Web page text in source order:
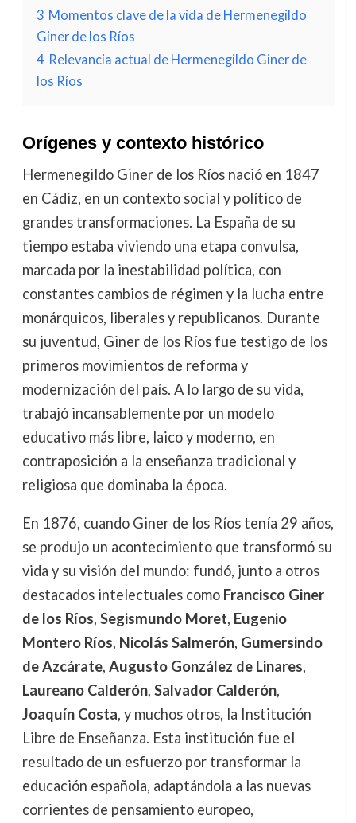
3 Momentos clave de la vida de Hermenegildo
Giner de los Ríos
4 Relevancia actual de Hermenegildo Giner de
los Ríos
Orígenes y contexto histórico
Hermenegildo Giner de los Ríos nació en 1847
en Cádiz, en un contexto social y político de
grandes transformaciones. La España de su
tiempo estaba viviendo una etapa convulsa,
marcada por la inestabilidad política, con
constantes cambios de régimen y la lucha entre
monárquicos, liberales y republicanos. Durante
su juventud, Giner de los Ríos fue testigo de los
primeros movimientos de reforma y
modernización del país. A lo largo de su vida,
trabajó incansablemente por un modelo
educativo más libre, laico y moderno, en
contraposición a la enseñanza tradicional y
religiosa que dominaba la época.
En 1876, cuando Giner de los Ríos tenía 29 años,
se produjo un acontecimiento que transformó su
vida y su visión del mundo: fundó, junto a otros
destacados intelectuales como Francisco Giner
de los Ríos, Segismundo Moret, Eugenio
Montero Ríos, Nicolás Salmerón, Gumersindo
de Azcárate, Augusto González de Linares,
Laureano Calderón, Salvador Calderón,
Joaquín Costa, y muchos otros, la Institución
Libre de Enseñanza. Esta institución fue el
resultado de un esfuerzo por transformar la
educación española, adaptándola a las nuevas
corrientes de pensamiento europeo,